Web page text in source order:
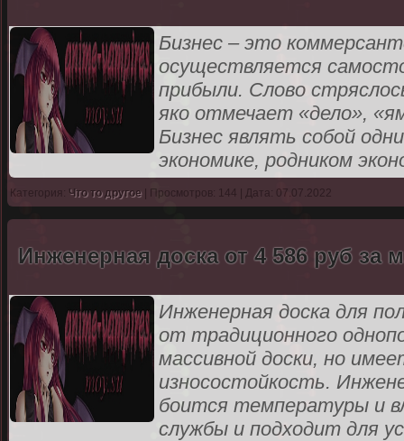
Бизнес – это
осуществляется
прибыли. Слово
яко отмечает «дело»,
Бизнес являть собой
экономике, родником
Категория: Что то другое | Просмотров: 144 | Дата: 07.07.2022
Инженерная доска от 4 586 руб за
Инженерная доска для
от традиционного
массивной доски, но
износостойкость.
боится температуры и
службы и подходит для